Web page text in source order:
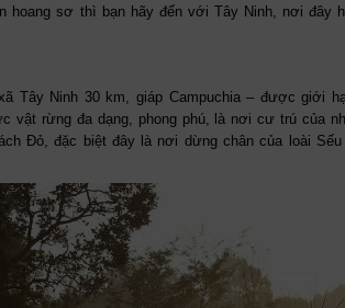
hoang sơ thì bạn hãy đến với Tây Ninh, nơi đây
Tây Ninh 30 km, giáp Campuchia – được giới
vật rừng đa dạng, phong phú, là nơi cư trú của
Đỏ, đặc biệt đây là nơi dừng chân của loài Sếu